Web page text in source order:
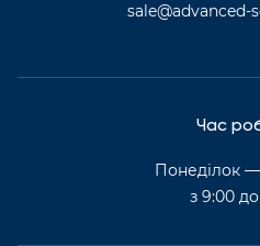
sale@advanced-
Час
Понеділок
з 9:00